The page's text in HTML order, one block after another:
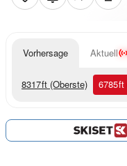
Vorhersage Aktuell
8317ft (Oberste) 6785ft